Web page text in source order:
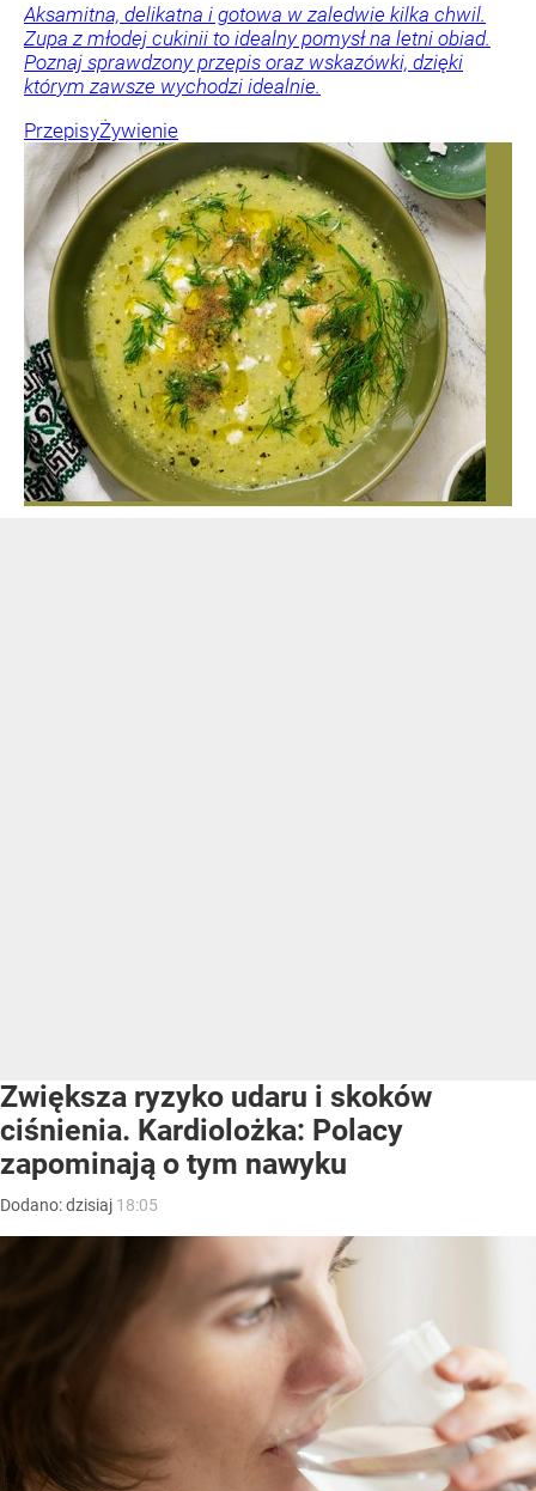
Aksamitna, delikatna i gotowa w zaledwie kilka chwil.
Zupa z młodej cukinii to idealny pomysł na letni obiad.
Poznaj sprawdzony przepis oraz wskazówki, dzięki
którym zawsze wychodzi idealnie.
PrzepisyŻywienie
Zwiększa ryzyko udaru i skoków
ciśnienia. Kardiolożka: Polacy
zapominają o tym nawyku
Dodano:dzisiaj 18:05